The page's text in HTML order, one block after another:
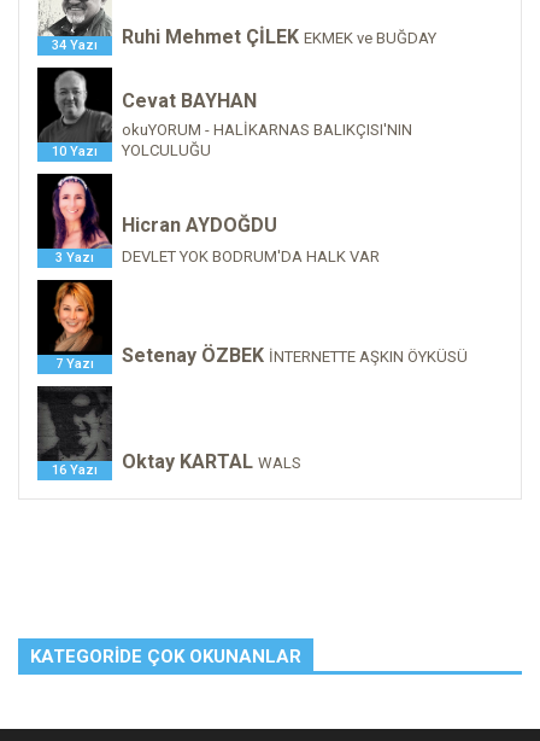
34 Yazı Ruhi Mehmet ÇİLEK EKMEK ve BUĞDAY
10 Yazı
Cevat BAYHAN
okuYORUM - HALİKARNAS BALIKÇISI'NIN
YOLCULUĞU
3 Yazı
Hicran AYDOĞDU
DEVLET YOK BODRUM'DA HALK VAR
7 Yazı Setenay ÖZBEK İNTERNETTE AŞKIN ÖYKÜSÜ
16 Yazı Oktay KARTAL WALS
KATEGORIDE ÇOK OKUNANLAR